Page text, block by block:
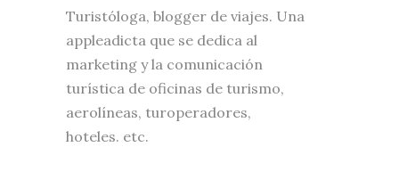
Turistóloga, blogger de viajes. Una
appleadicta que se dedica al
marketing y la comunicación
turística de oficinas de turismo,
aerolíneas, turoperadores,
hoteles. etc.